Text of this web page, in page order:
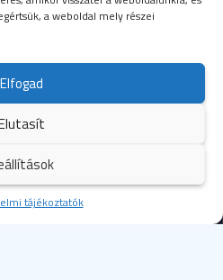
a weboldal mely részei
Elfogad
tájékoztatók